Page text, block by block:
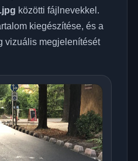
közötti fájlnevekkel.
kiegészítése, és a
vizuális megjelenítését